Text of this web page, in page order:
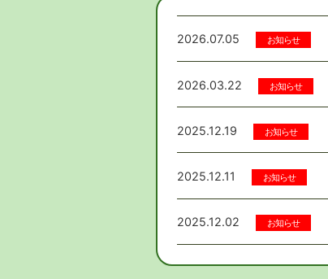
2026.07.05 お知らせ
2026.03.22 お知らせ
2025.12.19 お知らせ
2025.12.11 お知らせ
2025.12.02 お知らせ